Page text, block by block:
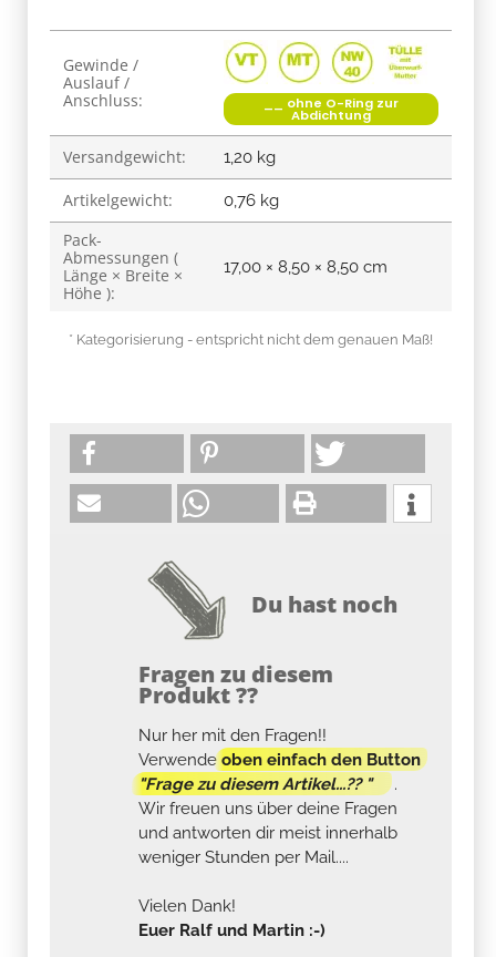
Gewinde /
Auslauf /
Anschluss:
__ ohne O-Ring zur
Abdichtung
Versandgewicht: 1,20 kg
Artikelgewicht: 0,76 kg
Pack-
Abmessungen (
Länge × Breite ×
Höhe ):
17,00 × 8,50 × 8,50 cm
* Kategorisierung - entspricht nicht dem genauen Maß!
Du hast noch
Fragen zu diesem
Produkt ??
Nur her mit den Fragen!!
Verwendeoben einfach den Button
"Frage zu diesem Artikel...?? "
.
Wir freuen uns über deine Fragen
und antworten dir meist innerhalb
weniger Stunden per Mail....
Vielen Dank!
Euer Ralf und Martin :-)